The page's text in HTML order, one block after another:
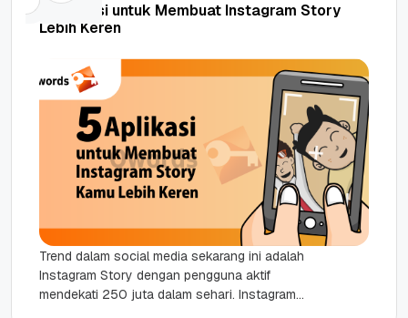
5 Aplikasi untuk Membuat Instagram Story
Lebih Keren
Trend dalam social media sekarang ini adalah
Instagram Story dengan pengguna aktif
mendekati 250 juta dalam sehari. Instagram